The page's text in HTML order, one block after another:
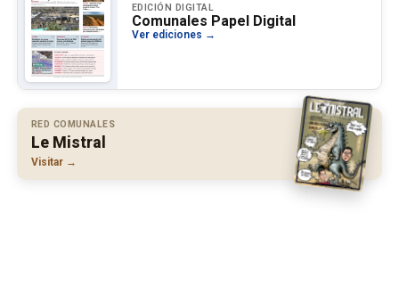
EDICIÓN DIGITAL
Comunales Papel Digital
Ver ediciones →
RED COMUNALES
Le Mistral
Visitar →